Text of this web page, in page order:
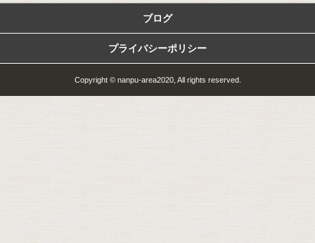
ブログ
プライバシーポリシー
Copyright © nanpu-area2020, All rights reserved.